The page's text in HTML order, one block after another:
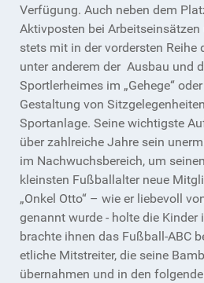
Verfügung. Auch neben dem
Aktivposten bei
stets mit in der vordersten Reihe
unter anderem der Ausbau und
Sportlerheimes im „Gehege“
Gestaltung von
Sportanlage. Seine wichtigste
über zahlreiche Jahre sein
im Nachwuchsbereich, um
kleinsten Fußballalter neue
„Onkel Otto“ – wie er liebevoll
genannt wurde - holte die Kinder
brachte ihnen das Fußball-ABC
etliche Mitstreiter, die seine
übernahmen und in den